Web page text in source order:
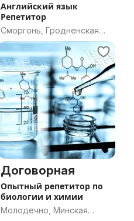
Английский язык
Репетитор
Сморгонь, Гродненская
область
Договорная
Опытный репетитор по
биологии и химии
Молодечно, Минская